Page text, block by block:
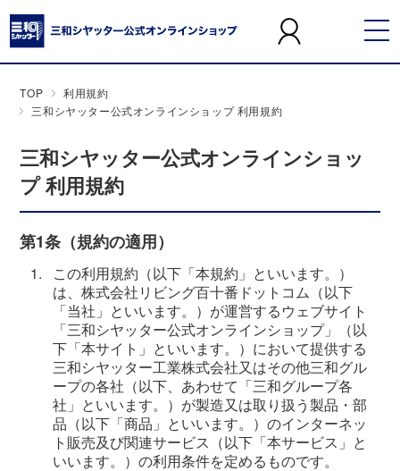
TOP
利用規約
三和シヤッター公式オンラインショップ 利用規約
三和シヤッター公式オンラインショッ
プ 利用規約
第1条（規約の適用）
1.
この利用規約（以下「本規約」といいます。）
は、株式会社リビング百十番ドットコム（以下
「当社」といいます。）が運営するウェブサイト
「三和シヤッター公式オンラインショップ」（以
下「本サイト」といいます。）において提供する
三和シヤッター工業株式会社又はその他三和グル
ープの各社（以下、あわせて「三和グループ各
社」といいます。）が製造又は取り扱う製品・部
品（以下「商品」といいます。）のインターネッ
ト販売及び関連サービス（以下「本サービス」と
いいます。）の利用条件を定めるものです。